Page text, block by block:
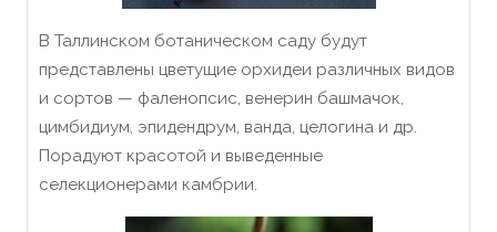
В Таллинском ботаническом саду будут
представлены цветущие орхидеи различных видов
и сортов — фаленопсис, венерин башмачок,
цимбидиум, эпидендрум, ванда, целогина и др.
Порадуют красотой и выведенные
селекционерами камбрии.